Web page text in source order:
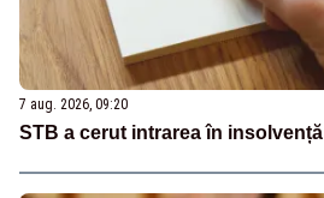
7 aug. 2026, 09:20
STB a cerut intrarea în insolvență